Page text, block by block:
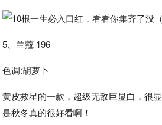
5、兰蔻 196
色调:胡萝卜
黄皮救星的一款，超级无敌巨显白，很
是秋冬真的很好看啊！